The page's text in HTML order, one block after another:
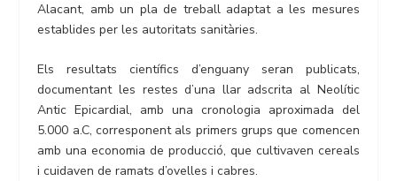
Alacant, amb un pla de treball adaptat a les mesures
establides per les autoritats sanitàries.
Els resultats científics d’enguany seran publicats,
documentant les restes d’una llar adscrita al Neolític
Antic Epicardial, amb una cronologia aproximada del
5.000 a.C, corresponent als primers grups que comencen
amb una economia de producció, que cultivaven cereals
i cuidaven de ramats d’ovelles i cabres.